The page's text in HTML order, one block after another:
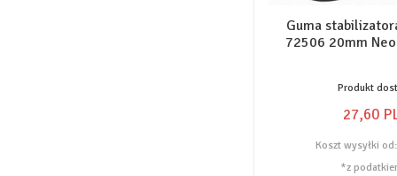
Guma
72506 20mm
Produkt
27,60
Koszt wysyłki
*z